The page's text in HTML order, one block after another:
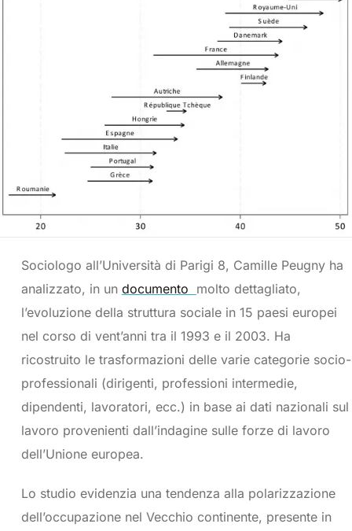
Sociologo all’Università di Parigi 8, Camille Peugny ha
analizzato, in un documento molto dettagliato,
l’evoluzione della struttura sociale in 15 paesi europei
nel corso di vent’anni tra il 1993 e il 2003. Ha
ricostruito le trasformazioni delle varie categorie socio-
professionali (dirigenti, professioni intermedie,
dipendenti, lavoratori, ecc.) in base ai dati nazionali sul
lavoro provenienti dall’indagine sulle forze di lavoro
dell’Unione europea.
Lo studio evidenzia una tendenza alla polarizzazione
dell’occupazione nel Vecchio continente, presente in